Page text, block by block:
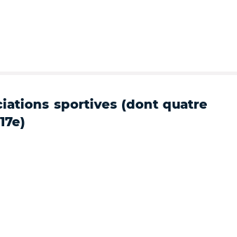
sportives (dont quatre